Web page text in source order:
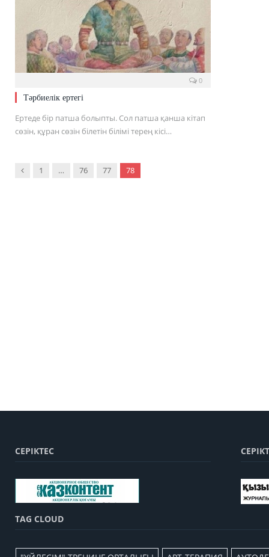
0
Тәрбиелік ертегі
Ертеде бір патша болыпты. Сол патша қанша кітап
сөзін, құран сөзін білетін білімі терең кісі…
Previous
1 … 76 77 78
СЕРІКТЕС
TAG CLOUD